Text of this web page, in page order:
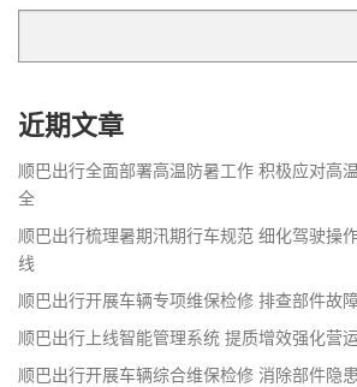
近期文章
顺巴出行全面部署高温防暑工作 积极应对高
全
顺巴出行梳理暑期汛期行车规范 细化驾驶操
线
顺巴出行开展车辆专项维保检修 排查部件故
顺巴出行上线智能管理系统 提质增效强化营
顺巴出行开展车辆综合维保检修 消除部件隐